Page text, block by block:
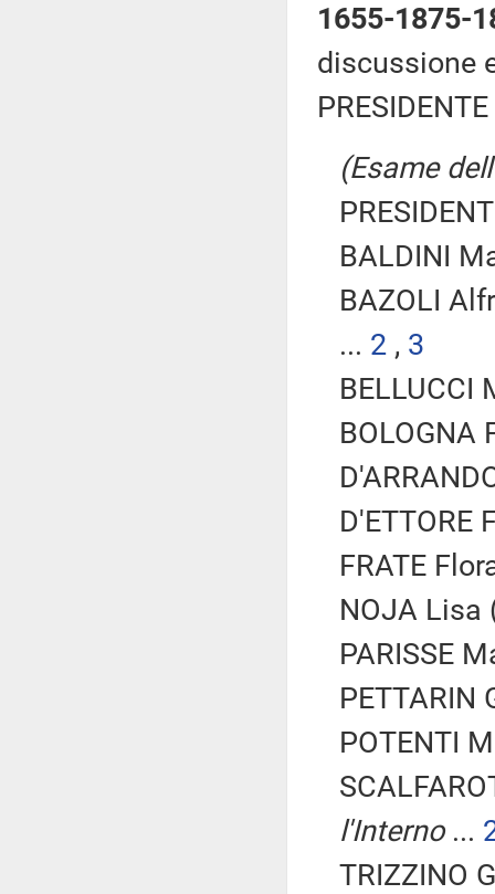
1655-1875-
discussione
(Esame
BALDINI
BAZOLI
... 2 , 3
BELLUCCI
BOLOGNA
D'ETTORE
FRATE
NOJA Lisa
PARISSE
PETTARIN
POTENTI
l'Interno...
TRIZZINO